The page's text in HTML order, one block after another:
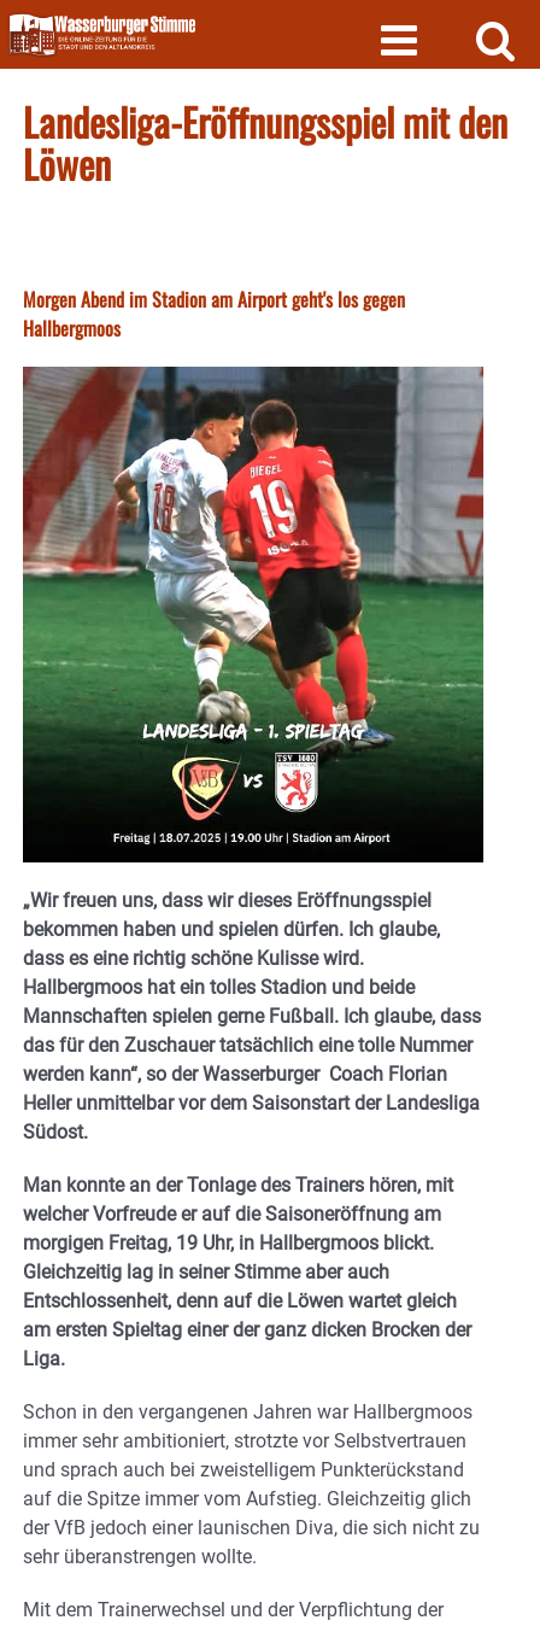
Skip
to
content
Landesliga-Eröffnungsspiel mit den
Löwen
Morgen Abend im Stadion am Airport geht's los gegen
Hallbergmoos
„Wir freuen uns, dass wir dieses Eröffnungsspiel
bekommen haben und spielen dürfen. Ich glaube,
dass es eine richtig schöne Kulisse wird.
Hallbergmoos hat ein tolles Stadion und beide
Mannschaften spielen gerne Fußball. Ich glaube, dass
das für den Zuschauer tatsächlich eine tolle Nummer
werden kann“, so der Wasserburger Coach Florian
Heller unmittelbar vor dem Saisonstart der Landesliga
Südost.
Man konnte an der Tonlage des Trainers hören, mit
welcher Vorfreude er auf die Saisoneröffnung am
morgigen Freitag, 19 Uhr, in Hallbergmoos blickt.
Gleichzeitig lag in seiner Stimme aber auch
Entschlossenheit, denn auf die Löwen wartet gleich
am ersten Spieltag einer der ganz dicken Brocken der
Liga.
Schon in den vergangenen Jahren war Hallbergmoos
immer sehr ambitioniert, strotzte vor Selbstvertrauen
und sprach auch bei zweistelligem Punkterückstand
auf die Spitze immer vom Aufstieg. Gleichzeitig glich
der VfB jedoch einer launischen Diva, die sich nicht zu
sehr überanstrengen wollte.
Mit dem Trainerwechsel und der Verpflichtung der